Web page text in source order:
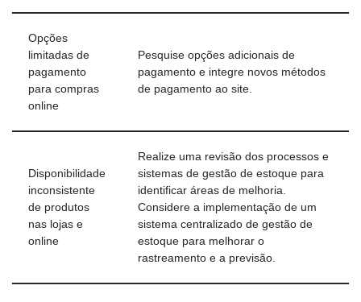
Opções
limitadas de
pagamento
para compras
online
Pesquise opções adicionais de
pagamento e integre novos métodos
de pagamento ao site.
Disponibilidade
inconsistente
de produtos
nas lojas e
online
Realize uma revisão dos processos e
sistemas de gestão de estoque para
identificar áreas de melhoria.
Considere a implementação de um
sistema centralizado de gestão de
estoque para melhorar o
rastreamento e a previsão.